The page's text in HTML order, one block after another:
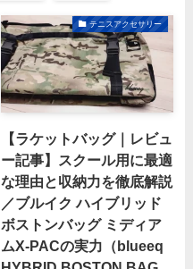
テニスアクセサリー
【ラケットバッグ｜レビュ
ー記事】スクール用に最適
な理由と収納力を徹底解説
／ブルイク ハイブリッド
ボストンバッグ ミディア
ムX-PACの実力（blueeq